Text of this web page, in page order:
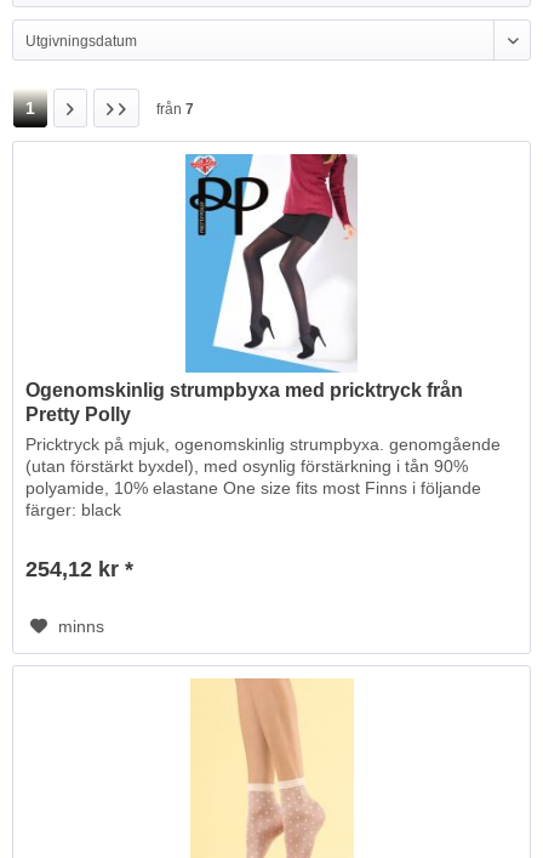
1 från 7
Ogenomskinlig strumpbyxa med pricktryck från
Pretty Polly
Pricktryck på mjuk, ogenomskinlig strumpbyxa. genomgående
(utan förstärkt byxdel), med osynlig förstärkning i tån 90%
polyamide, 10% elastane One size fits most Finns i följande
färger: black
254,12 kr *
minns